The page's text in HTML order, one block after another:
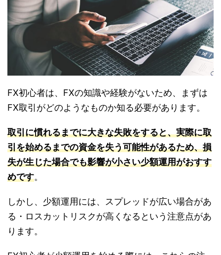
FX初心者は、FXの知識や経験がないため、まずは
FX取引がどのようなものか知る必要があります。
取引に慣れるまでに大きな失敗をすると、実際に取
引を始めるまでの資金を失う可能性があるため、損
失が生じた場合でも影響が小さい少額運用がおすす
めです。
しかし、少額運用には、スプレッドが広い場合があ
る・ロスカットリスクが高くなるという注意点があ
ります。